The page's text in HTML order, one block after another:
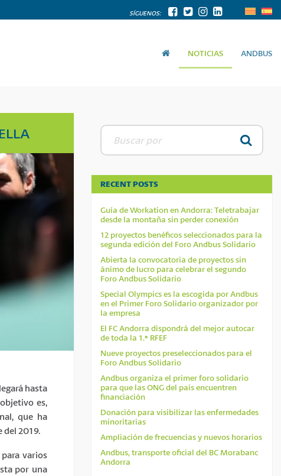
SÍGUENOS:
NOTICIAS ANDBUS
hasta
es,
que ha
del 2019.
varios
por una
RECENT POSTS
Guía de Workation en Andorra: Teletrabajar
desde la montaña sin perder conexión
12 proyectos benéficos seleccionados para la
segunda edición del Foro Andbus Solidario
Abierta la convocatoria de proyectos sin
ánimo de lucro para celebrar el segundo
Foro Andbus Solidario
Special Olympics es la escogida por Andbus
en el Primer Foro Solidario organizador por
la empresa
El FC Andorra dispondrá del mejor autocar
de toda la 1.ª RFEF
Nueve proyectos preseleccionados para el
Foro Andbus Solidario
Andbus organiza el primer foro solidario
para que las ONG del país encuentren
financiación
Donación para visibilizar las enfermedades
minoritarias
Ampliación de frecuencias y nuevos horarios
Andbus, transporte oficial del BC Morabanc
Andorra